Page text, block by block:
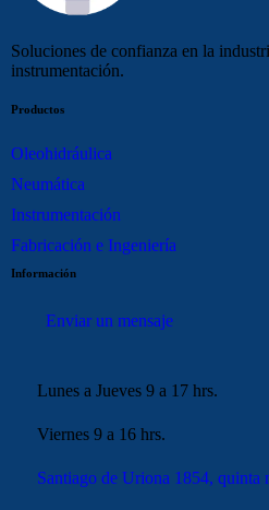
Soluciones de confianza en la
instrumentación.
Productos
Oleohidráulica
Neumática
Instrumentación
Fabricación e Ingeniería
Información
Enviar un mensaje
Lunes a Jueves 9 a 17 hrs.
Viernes 9 a 16 hrs.
Santiago de Uriona 1854, quinta